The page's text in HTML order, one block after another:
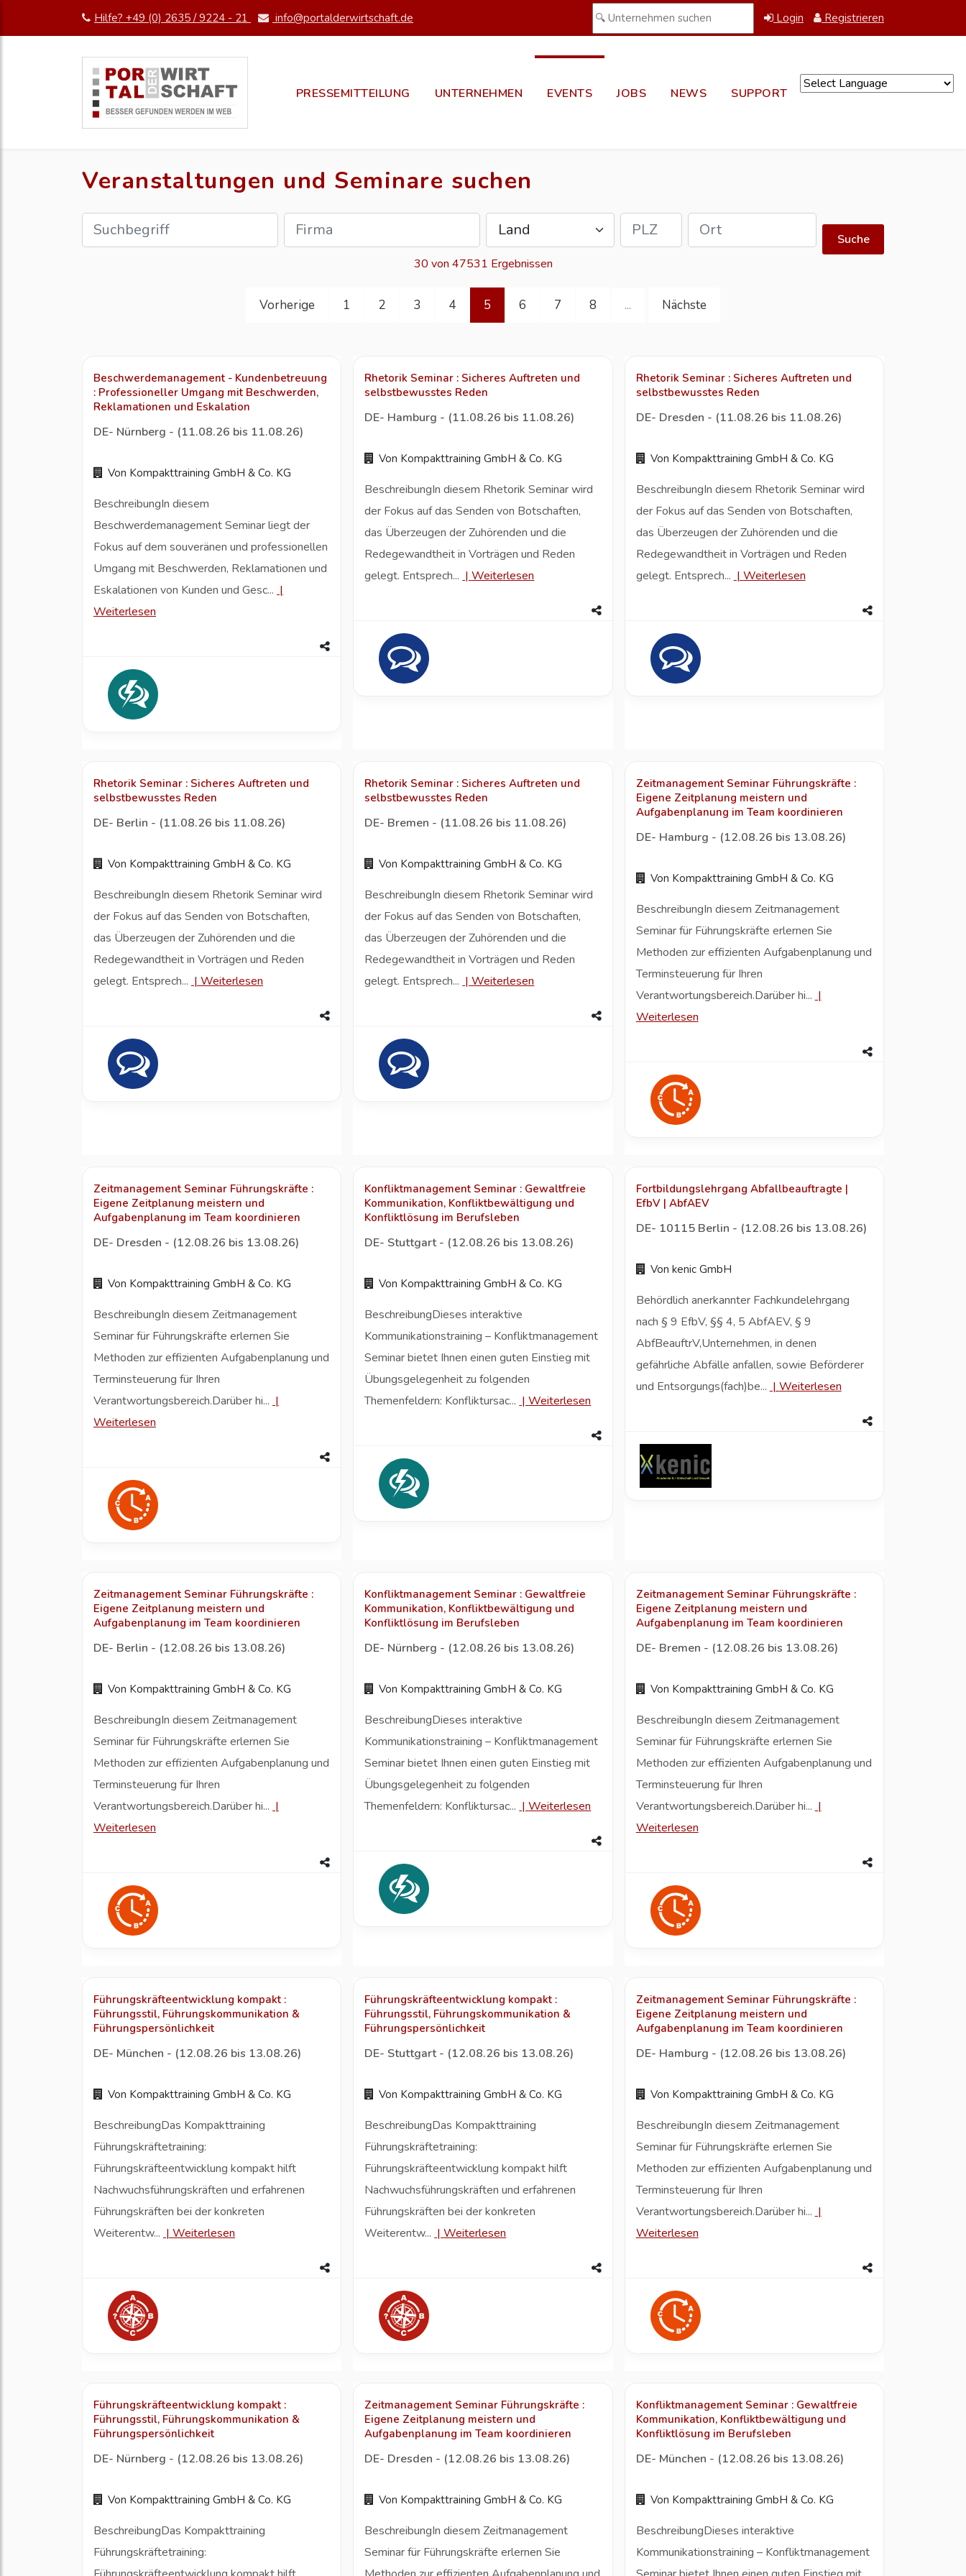
Hilfe? +49 (0) 2635 / 9224 - 21 info@portalderwirtschaft.de Login Registrieren
PRESSEMITTEILUNG UNTERNEHMEN EVENTS JOBS NEWS SUPPORT
Veranstaltungen und Seminare suchen
Suche
30 von 47531 Ergebnissen
Vorherige 1 2 3 4 5 6 7 8 ... Nächste
Beschwerdemanagement - Kundenbetreuung
: Professioneller Umgang mit Beschwerden,
Reklamationen und Eskalation
DE- Nürnberg - (11.08.26 bis 11.08.26)
Von Kompakttraining GmbH & Co. KG
BeschreibungIn diesem
Beschwerdemanagement Seminar liegt der
Fokus auf dem souveränen und professionellen
Umgang mit Beschwerden, Reklamationen und
Eskalationen von Kunden und Gesc... |
Weiterlesen
Rhetorik Seminar : Sicheres Auftreten und
selbstbewusstes Reden
DE- Hamburg - (11.08.26 bis 11.08.26)
Von Kompakttraining GmbH & Co. KG
BeschreibungIn diesem Rhetorik Seminar wird
der Fokus auf das Senden von Botschaften,
das Überzeugen der Zuhörenden und die
Redegewandtheit in Vorträgen und Reden
gelegt. Entsprech... |Weiterlesen
Rhetorik Seminar : Sicheres Auftreten und
selbstbewusstes Reden
DE- Dresden - (11.08.26 bis 11.08.26)
Von Kompakttraining GmbH & Co. KG
BeschreibungIn diesem Rhetorik Seminar wird
der Fokus auf das Senden von Botschaften,
das Überzeugen der Zuhörenden und die
Redegewandtheit in Vorträgen und Reden
gelegt. Entsprech... | Weiterlesen
Rhetorik Seminar : Sicheres Auftreten und
selbstbewusstes Reden
DE- Berlin - (11.08.26 bis 11.08.26)
Von Kompakttraining GmbH & Co. KG
BeschreibungIn diesem Rhetorik Seminar wird
der Fokus auf das Senden von Botschaften,
das Überzeugen der Zuhörenden und die
Redegewandtheit in Vorträgen und Reden
gelegt. Entsprech... | Weiterlesen
Rhetorik Seminar : Sicheres Auftreten und
selbstbewusstes Reden
DE- Bremen - (11.08.26 bis 11.08.26)
Von Kompakttraining GmbH & Co. KG
BeschreibungIn diesem Rhetorik Seminar wird
der Fokus auf das Senden von Botschaften,
das Überzeugen der Zuhörenden und die
Redegewandtheit in Vorträgen und Reden
gelegt. Entsprech... |Weiterlesen
Zeitmanagement Seminar Führungskräfte :
Eigene Zeitplanung meistern und
Aufgabenplanung im Team koordinieren
DE- Hamburg - (12.08.26 bis 13.08.26)
Von Kompakttraining GmbH & Co. KG
BeschreibungIn diesem Zeitmanagement
Seminar für Führungskräfte erlernen Sie
Methoden zur effizienten Aufgabenplanung und
Terminsteuerung für Ihren
Verantwortungsbereich.Darüber hi... |
Weiterlesen
Zeitmanagement Seminar Führungskräfte :
Eigene Zeitplanung meistern und
Aufgabenplanung im Team koordinieren
DE- Dresden - (12.08.26 bis 13.08.26)
Von Kompakttraining GmbH & Co. KG
BeschreibungIn diesem Zeitmanagement
Seminar für Führungskräfte erlernen Sie
Methoden zur effizienten Aufgabenplanung und
Terminsteuerung für Ihren
Verantwortungsbereich.Darüber hi... |
Weiterlesen
Konfliktmanagement Seminar : Gewaltfreie
Kommunikation, Konfliktbewältigung und
Konfliktlösung im Berufsleben
DE- Stuttgart - (12.08.26 bis 13.08.26)
Von Kompakttraining GmbH & Co. KG
BeschreibungDieses interaktive
Kommunikationstraining – Konfliktmanagement
Seminar bietet Ihnen einen guten Einstieg mit
Übungsgelegenheit zu folgenden
Themenfeldern: Konfliktursac... |Weiterlesen
Fortbildungslehrgang Abfallbeauftragte |
EfbV | AbfAEV
DE- 10115 Berlin - (12.08.26 bis 13.08.26)
Von kenic GmbH
Behördlich anerkannter Fachkundelehrgang
nach § 9 EfbV, §§ 4, 5 AbfAEV, § 9
AbfBeauftrV,Unternehmen, in denen
gefährliche Abfälle anfallen, sowie Beförderer
und Entsorgungs(fach)be... | Weiterlesen
Zeitmanagement Seminar Führungskräfte :
Eigene Zeitplanung meistern und
Aufgabenplanung im Team koordinieren
DE- Berlin - (12.08.26 bis 13.08.26)
Von Kompakttraining GmbH & Co. KG
BeschreibungIn diesem Zeitmanagement
Seminar für Führungskräfte erlernen Sie
Methoden zur effizienten Aufgabenplanung und
Terminsteuerung für Ihren
Verantwortungsbereich.Darüber hi... |
Weiterlesen
Konfliktmanagement Seminar : Gewaltfreie
Kommunikation, Konfliktbewältigung und
Konfliktlösung im Berufsleben
DE- Nürnberg - (12.08.26 bis 13.08.26)
Von Kompakttraining GmbH & Co. KG
BeschreibungDieses interaktive
Kommunikationstraining – Konfliktmanagement
Seminar bietet Ihnen einen guten Einstieg mit
Übungsgelegenheit zu folgenden
Themenfeldern: Konfliktursac... |Weiterlesen
Zeitmanagement Seminar Führungskräfte :
Eigene Zeitplanung meistern und
Aufgabenplanung im Team koordinieren
DE- Bremen - (12.08.26 bis 13.08.26)
Von Kompakttraining GmbH & Co. KG
BeschreibungIn diesem Zeitmanagement
Seminar für Führungskräfte erlernen Sie
Methoden zur effizienten Aufgabenplanung und
Terminsteuerung für Ihren
Verantwortungsbereich.Darüber hi... |
Weiterlesen
Führungskräfteentwicklung kompakt :
Führungsstil, Führungskommunikation &
Führungspersönlichkeit
DE- München - (12.08.26 bis 13.08.26)
Von Kompakttraining GmbH & Co. KG
BeschreibungDas Kompakttraining
Führungskräftetraining:
Führungskräfteentwicklung kompakt hilft
Nachwuchsführungskräften und erfahrenen
Führungskräften bei der konkreten
Weiterentw... | Weiterlesen
Führungskräfteentwicklung kompakt :
Führungsstil, Führungskommunikation &
Führungspersönlichkeit
DE- Stuttgart - (12.08.26 bis 13.08.26)
Von Kompakttraining GmbH & Co. KG
BeschreibungDas Kompakttraining
Führungskräftetraining:
Führungskräfteentwicklung kompakt hilft
Nachwuchsführungskräften und erfahrenen
Führungskräften bei der konkreten
Weiterentw... |Weiterlesen
Zeitmanagement Seminar Führungskräfte :
Eigene Zeitplanung meistern und
Aufgabenplanung im Team koordinieren
DE- Hamburg - (12.08.26 bis 13.08.26)
Von Kompakttraining GmbH & Co. KG
BeschreibungIn diesem Zeitmanagement
Seminar für Führungskräfte erlernen Sie
Methoden zur effizienten Aufgabenplanung und
Terminsteuerung für Ihren
Verantwortungsbereich.Darüber hi... |
Weiterlesen
Führungskräfteentwicklung kompakt :
Führungsstil, Führungskommunikation &
Führungspersönlichkeit
DE- Nürnberg - (12.08.26 bis 13.08.26)
Von Kompakttraining GmbH & Co. KG
BeschreibungDas Kompakttraining
Führungskräftetraining:
Zeitmanagement Seminar Führungskräfte :
Eigene Zeitplanung meistern und
Aufgabenplanung im Team koordinieren
DE- Dresden - (12.08.26 bis 13.08.26)
Von Kompakttraining GmbH & Co. KG
BeschreibungIn diesem Zeitmanagement
Seminar für Führungskräfte erlernen Sie
Konfliktmanagement Seminar : Gewaltfreie
Kommunikation, Konfliktbewältigung und
Konfliktlösung im Berufsleben
DE- München - (12.08.26 bis 13.08.26)
Von Kompakttraining GmbH & Co. KG
BeschreibungDieses interaktive
Kommunikationstraining – Konfliktmanagement